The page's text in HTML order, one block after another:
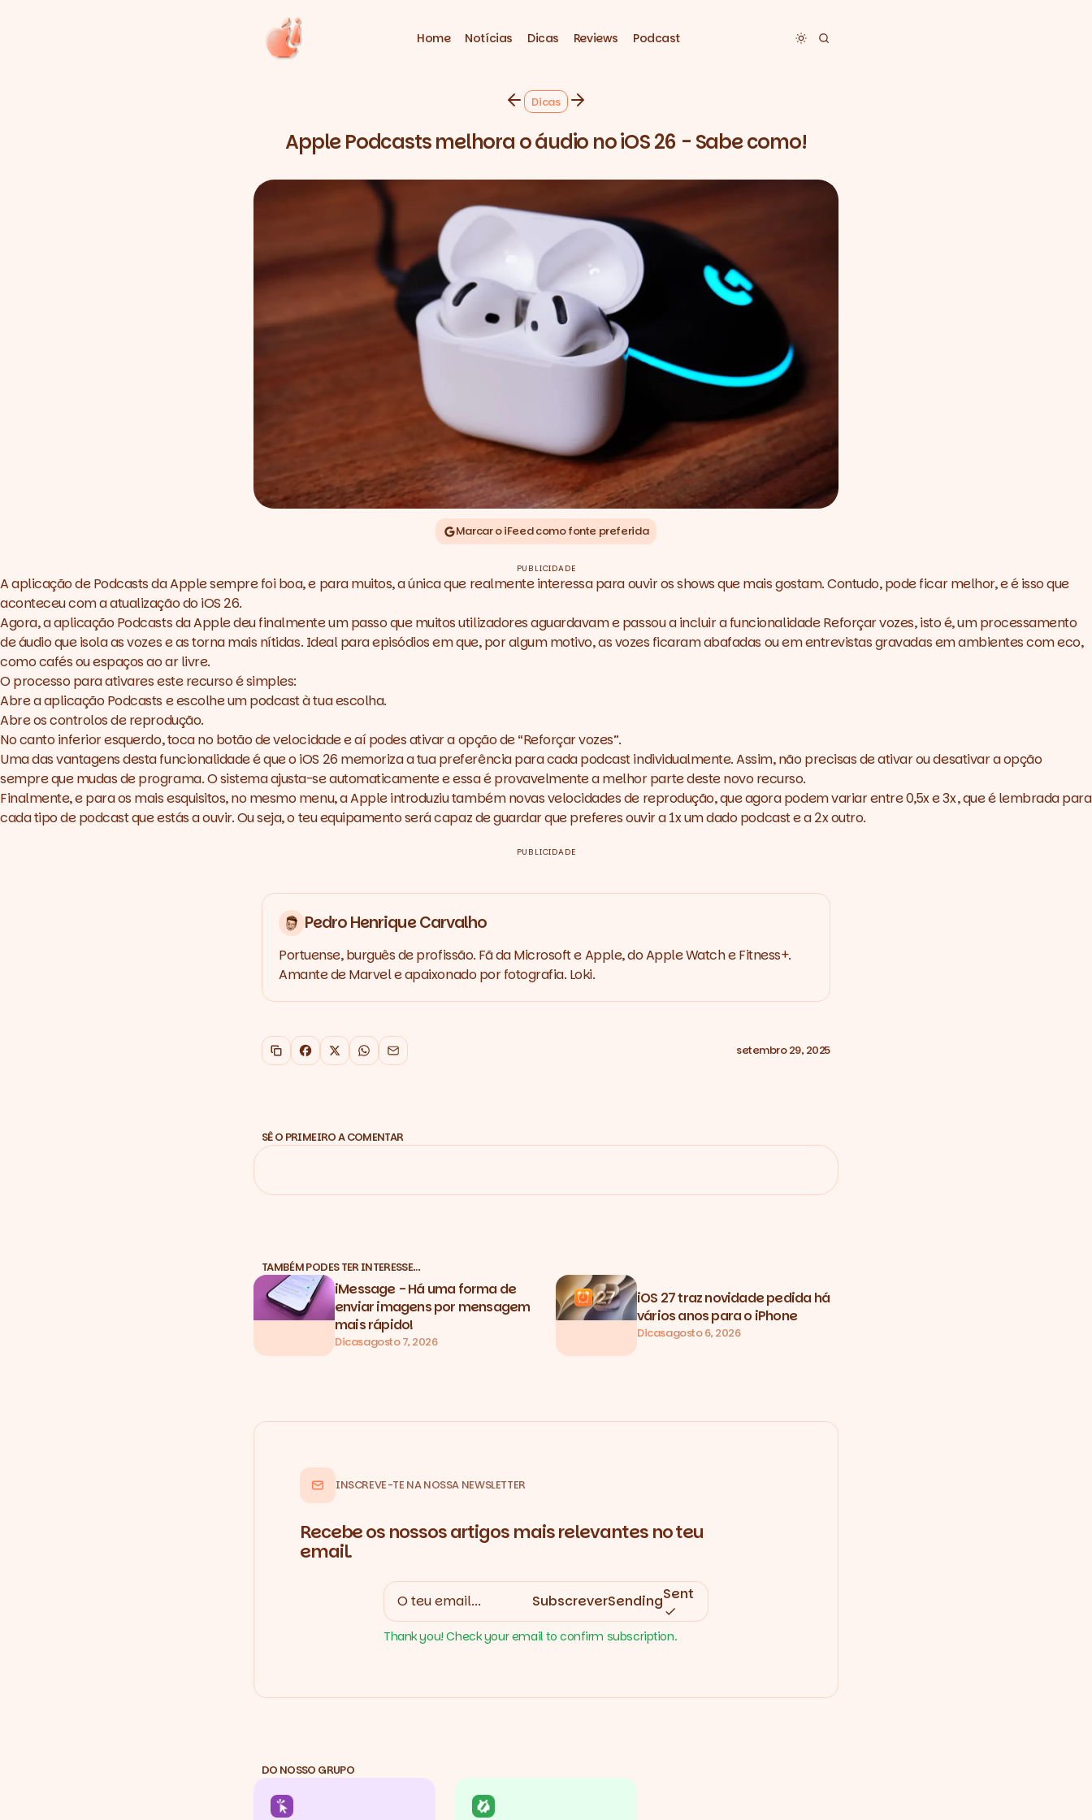
Home Notícias Dicas Reviews Podcast Toggle dark mode
Dicas
Apple Podcasts melhora o áudio no iOS 26 - Sabe como!
Marcar o iFeed como fonte preferida
PUBLICIDADE
A aplicação de Podcasts da Apple sempre foi boa, e para muitos, a única que realmente interessa para ouvir osshowsque mais gostam. Contudo, pode ficar melhor, e é isso que
aconteceu com a atualização do iOS 26.
Agora, a aplicação Podcastsda Apple deu finalmente um passo que muitos utilizadores aguardavam e passou a incluir a funcionalidade Reforçar vozes,isto é, um processamento
de áudio que isola as vozes e as torna mais nítidas. Ideal para episódios em que, por algum motivo, as vozes ficaram abafadas ou em entrevistas gravadas em ambientes com eco,
como cafés ou espaços ao ar livre.
O processo para ativares este recurso é simples:
Abre a aplicação Podcasts e escolhe umpodcastà tua escolha.
Abre os controlos de reprodução.
No canto inferior esquerdo, toca no botão de velocidade e aí podes ativar a opção de “Reforçar vozes”.
Uma das vantagens desta funcionalidade é que o iOS 26 memoriza a tua preferência para cadapodcastindividualmente. Assim, não precisas de ativar ou desativar a opção
sempre que mudas de programa. O sistema ajusta-se automaticamente e essa é provavelmente a melhor parte deste novo recurso.
Finalmente, e para os mais esquisitos, no mesmo menu, a Apple introduziu também novas velocidades de reprodução, que agora podem variar entre 0,5x e 3x, que é lembrada para
cada tipo depodcastque estás a ouvir. Ou seja, o teu equipamento será capaz de guardar que preferes ouvir a 1x um dadopodcaste a 2x outro.
PUBLICIDADE
Pedro Henrique Carvalho
Portuense, burguês de profissão. Fã da Microsoft e Apple, do Apple Watch e Fitness+.
Amante de Marvel e apaixonado por fotografia. Loki.
Copiar link
Facebook
X WhatsApp
Email setembro 29, 2025
SÊ O PRIMEIRO A COMENTAR
TAMBÉM PODES TER INTERESSE…
iMessage - Há uma forma de
enviar imagens por mensagem
mais rápido!
Dicasagosto 7, 2026
iOS 27 traz novidade pedida há
vários anos para o iPhone
Dicasagosto 6, 2026
INSCREVE-TE NA NOSSA NEWSLETTER
Recebe os nossos artigos mais relevantes no teu
email.
SubscreverSendingSent
Thank you! Check your email to confirm subscription.
DO NOSSO GRUPO